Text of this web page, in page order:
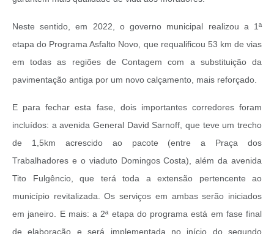
Neste sentido, em 2022, o governo municipal realizou a 1ª
etapa do Programa Asfalto Novo, que requalificou 53 km de vias
em todas as regiões de Contagem com a substituição da
pavimentação antiga por um novo calçamento, mais reforçado.
E para fechar esta fase, dois importantes corredores foram
incluídos: a avenida General David Sarnoff, que teve um trecho
de 1,5km acrescido ao pacote (entre a Praça dos
Trabalhadores e o viaduto Domingos Costa), além da avenida
Tito Fulgêncio, que terá toda a extensão pertencente ao
município revitalizada. Os serviços em ambas serão iniciados
em janeiro. E mais: a 2ª etapa do programa está em fase final
de elaboração e será implementada no início do segundo